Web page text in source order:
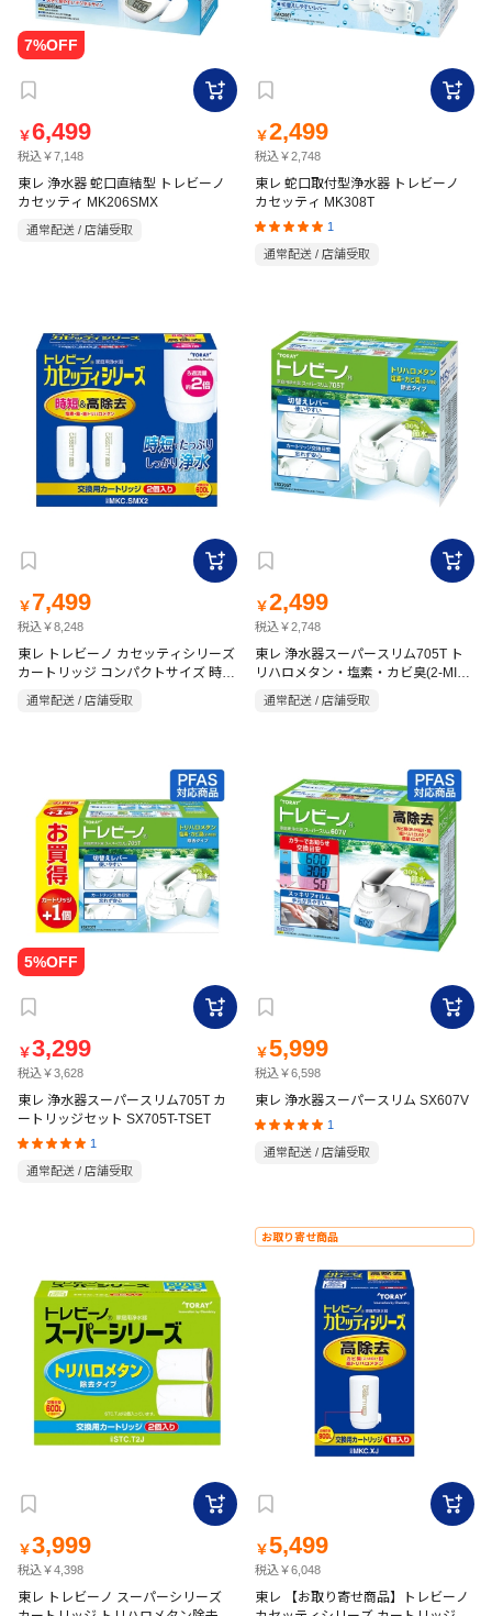
￥6,499
税込￥7,148
東レ 浄水器 蛇口直結型 トレビーノ
カセッティ MK206SMX
通常配送 / 店舗受取
￥2,499
税込￥2,748
東レ 蛇口取付型浄水器 トレビーノ
カセッティ MK308T
1
通常配送 / 店舗受取
￥ 7,499
税込￥8,248
東レ トレビーノ カセッティシリーズ
カートリッジ コンパクトサイズ 時短
&高除去タイプ 2P MKC.SMX2
通常配送 / 店舗受取
￥2,499
税込￥2,748
東レ 浄水器スーパースリム705T ト
リハロメタン・塩素・カビ臭(2-MIB)
除去タイプ SX705T
通常配送 / 店舗受取
￥3,299
税込￥3,628
東レ 浄水器スーパースリム705T カ
ートリッジセット SX705T-TSET
1
通常配送 / 店舗受取
￥5,999
税込￥6,598
東レ 浄水器スーパースリム SX607V
1
通常配送 / 店舗受取
￥3,999
税込￥4,398
東レ トレビーノ スーパーシリーズ
お取り寄せ商品
￥5,499
税込￥6,048
東レ 【お取り寄せ商品】トレビーノ